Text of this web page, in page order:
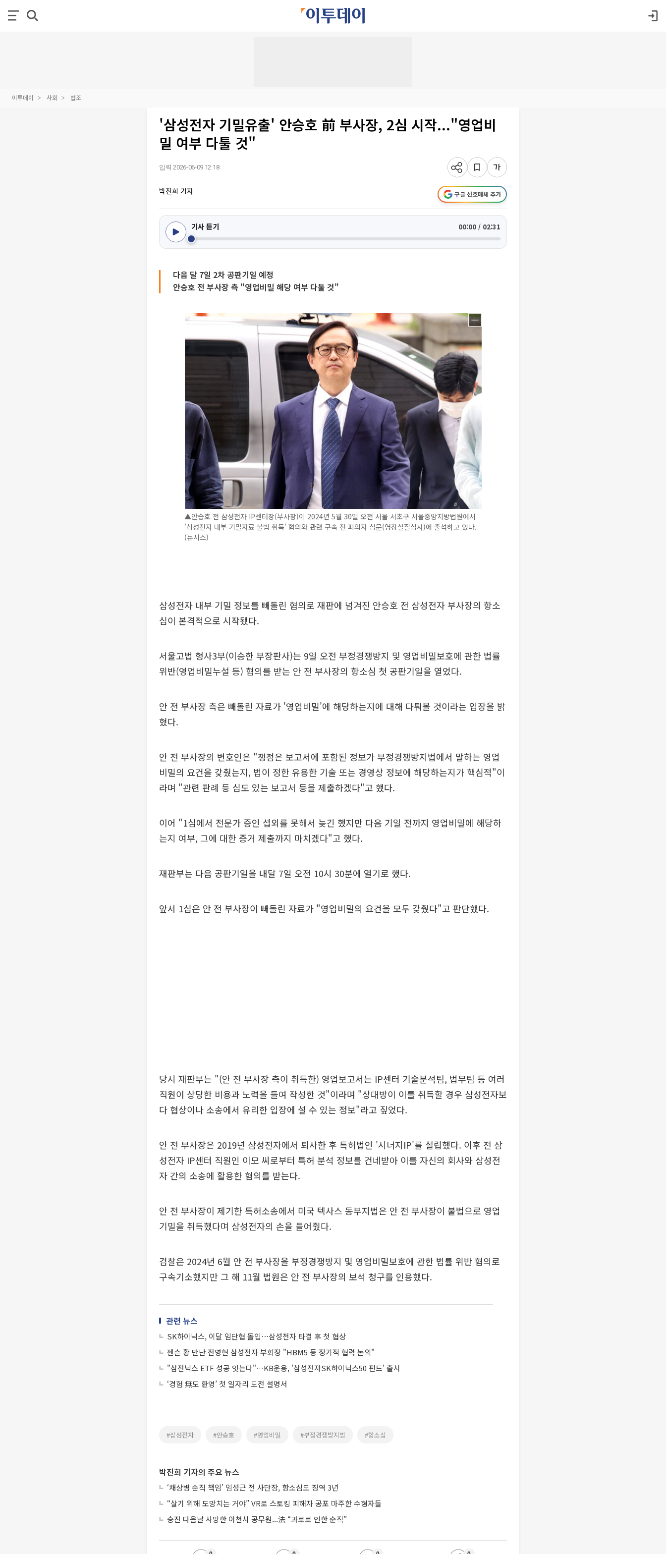
이투데이 사회 법조
'삼성전자 기밀유출' 안승호 前 부사장, 2심 시작..."영업비
밀 여부 다툴 것"
입력 2026-06-09 12:18
박진희 기자 구글 선호매체 추가
기사 듣기 00:00 / 02:31
다음 달 7일 2차 공판기일 예정
안승호 전 부사장 측 "영업비밀 해당 여부 다툴 것"
▲안승호 전 삼성전자 IP센터장(부사장)이 2024년 5월 30일 오전 서울 서초구 서울중앙지방법원에서
'삼성전자 내부 기밀자료 불법 취득' 혐의와 관련 구속 전 피의자 심문(영장실질심사)에 출석하고 있다.
(뉴시스)
삼성전자 내부 기밀 정보를 빼돌린 혐의로 재판에 넘겨진 안승호 전 삼성전자 부사장의 항소
심이 본격적으로 시작됐다.
서울고법 형사3부(이승한 부장판사)는 9일 오전 부정경쟁방지 및 영업비밀보호에 관한 법률
위반(영업비밀누설 등) 혐의를 받는 안 전 부사장의 항소심 첫 공판기일을 열었다.
안 전 부사장 측은 빼돌린 자료가 '영업비밀'에 해당하는지에 대해 다퉈볼 것이라는 입장을 밝
혔다.
안 전 부사장의 변호인은 "쟁점은 보고서에 포함된 정보가 부정경쟁방지법에서 말하는 영업
비밀의 요건을 갖췄는지, 법이 정한 유용한 기술 또는 경영상 정보에 해당하는지가 핵심적"이
라며 "관련 판례 등 심도 있는 보고서 등을 제출하겠다"고 했다.
이어 "1심에서 전문가 증인 섭외를 못해서 늦긴 했지만 다음 기일 전까지 영업비밀에 해당하
는지 여부, 그에 대한 증거 제출까지 마치겠다"고 했다.
재판부는 다음 공판기일을 내달 7일 오전 10시 30분에 열기로 했다.
앞서 1심은 안 전 부사장이 빼돌린 자료가 "영업비밀의 요건을 모두 갖췄다"고 판단했다.
당시 재판부는 "(안 전 부사장 측이 취득한) 영업보고서는 IP센터 기술분석팀, 법무팀 등 여러
직원이 상당한 비용과 노력을 들여 작성한 것"이라며 "상대방이 이를 취득할 경우 삼성전자보
다 협상이나 소송에서 유리한 입장에 설 수 있는 정보"라고 짚었다.
안 전 부사장은 2019년 삼성전자에서 퇴사한 후 특허법인 '시너지IP'를 설립했다. 이후 전 삼
성전자 IP센터 직원인 이모 씨로부터 특허 분석 정보를 건네받아 이를 자신의 회사와 삼성전
자 간의 소송에 활용한 혐의를 받는다.
안 전 부사장이 제기한 특허소송에서 미국 텍사스 동부지법은 안 전 부사장이 불법으로 영업
기밀을 취득했다며 삼성전자의 손을 들어줬다.
검찰은 2024년 6월 안 전 부사장을 부정경쟁방지 및 영업비밀보호에 관한 법률 위반 혐의로
구속기소했지만 그 해 11월 법원은 안 전 부사장의 보석 청구를 인용했다.
관련 뉴스
SK하이닉스, 이달 임단협 돌입⋯삼성전자 타결 후 첫 협상
젠슨 황 만난 전영현 삼성전자 부회장 "HBM5 등 장기적 협력 논의"
"삼전닉스 ETF 성공 잇는다"…KB운용, '삼성전자SK하이닉스50 펀드' 출시
‘경험 無도 환영’ 첫 일자리 도전 설명서
#삼성전자 #안승호 #영업비밀 #부정경쟁방지법 #항소심
박진희 기자의 주요 뉴스
‘채상병 순직 책임’ 임성근 전 사단장, 항소심도 징역 3년
“살기 위해 도망치는 거야” VR로 스토킹 피해자 공포 마주한 수형자들
승진 다음날 사망한 이천시 공무원...法 “과로로 인한 순직”